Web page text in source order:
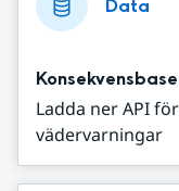
Data
Ladda ner API
vädervarningar